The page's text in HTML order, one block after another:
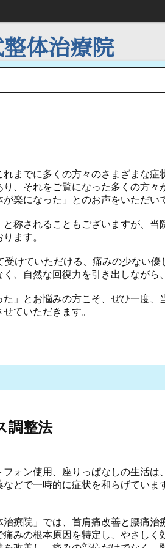
体治療院
までに多くの方々のさまざまな症
、それをご覧になった多くの方
楽になった」とのお声をいただい
称されることもございますが、
ます。
けていただける、痛みの少ない優
、自然な回復力を引き出しながら
た」とお悩みの方こそ、ぜひ一度
ていただきます。
調整法
ォン使用、座りっぱなしの生活
どで一時的に症状を和らげてい
療院」では、首肩痛改善と腰痛
みの根本原因を特定し、やさし